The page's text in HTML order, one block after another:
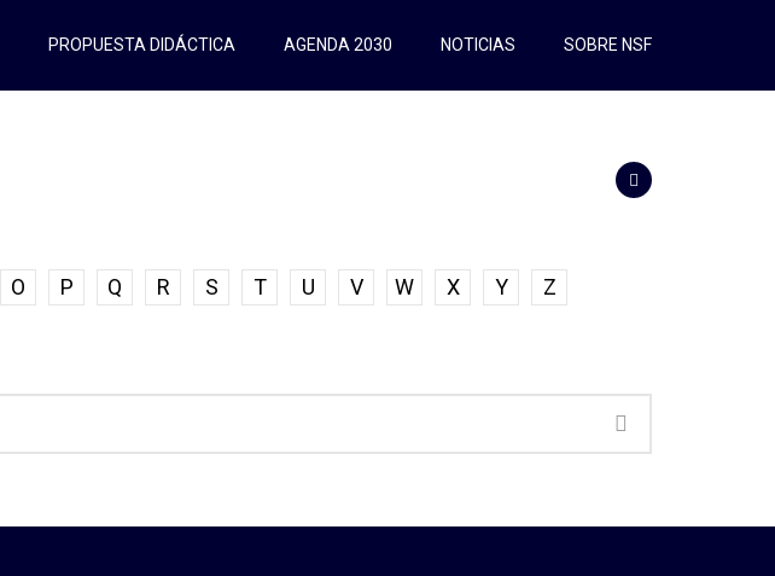
PROPUESTA DIDÁCTICA AGENDA 2030 NOTICIAS SOBRE NSF
O P Q R S T U V W X Y Z